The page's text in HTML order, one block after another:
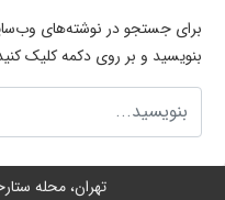
برای جستجو در نوشته‌های
بنویسید و بر روی دکمه کلیک کنید.
تهران، محله